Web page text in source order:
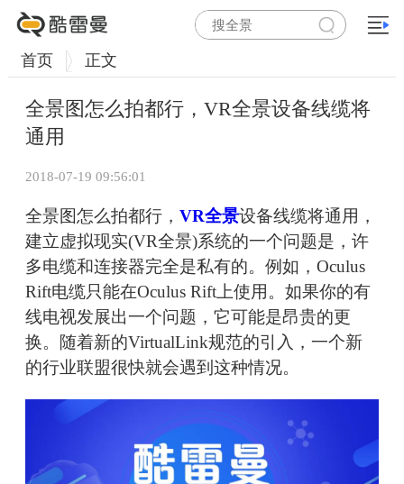
首页 正文
全景图怎么拍都行，VR全景设备线缆将
通用
2018-07-19 09:56:01
全景图怎么拍都行， VR全景设备线缆将通用，
建立虚拟现实(VR全景)系统的一个问题是，许
多电缆和连接器完全是私有的。例如，Oculus
Rift电缆只能在Oculus Rift上使用。如果你的有
线电视发展出一个问题，它可能是昂贵的更
换。随着新的VirtualLink规范的引入，一个新
的行业联盟很快就会遇到这种情况。